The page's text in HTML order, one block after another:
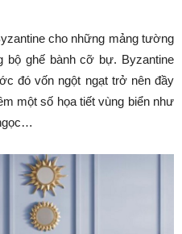
cho những mảng tường
bộ ghế bành cỡ bự. Byzantine
đó vốn ngột ngạt trở nên đầy
một số họa tiết vùng biển như